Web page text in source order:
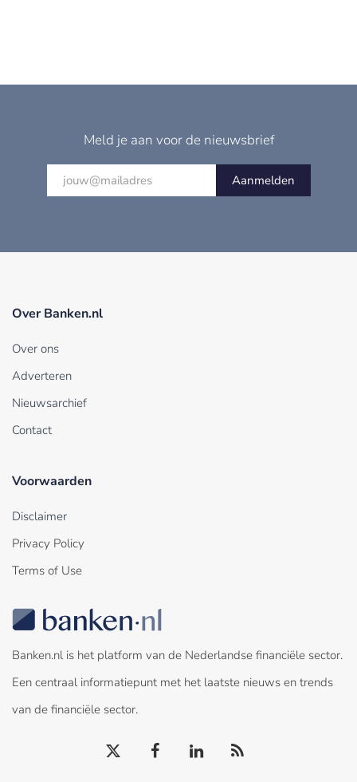
Meld je aan voor de nieuwsbrief
Aanmelden
Over Banken.nl
Over ons
Adverteren
Nieuwsarchief
Contact
Voorwaarden
Disclaimer
Privacy Policy
Terms of Use
Banken.nl is het platform van de Nederlandse financiële sector.
Een centraal informatiepunt met het laatste nieuws en trends
van de financiële sector.